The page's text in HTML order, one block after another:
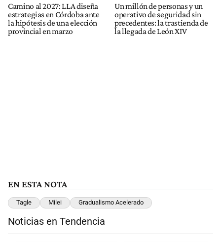
Camino al 2027: LLA diseña
estrategias en Córdoba ante
la hipótesis de una elección
provincial en marzo
Un millón de personas y un
operativo de seguridad sin
precedentes: la trastienda de
la llegada de León XIV
EN ESTA NOTA
Tagle Milei Gradualismo Acelerado
Noticias en Tendencia